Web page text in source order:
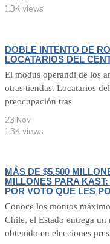
1.3K views
DOBLE INTENTO DE
LOCATARIOS DEL
El modus operandi de los
otras tiendas. Locatarios
preocupación tras
23 Nov
1.3K views
MÁS DE $5.500
MILLONES PARA
POR VOTO QUE LES
Conoce los montos
Chile, el Estado entrega
obtenido en elecciones